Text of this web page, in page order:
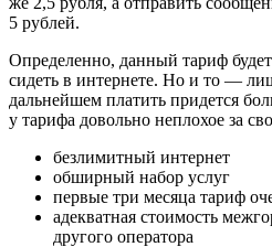
5 рублей.
Определенно, данный тариф
сидеть в интернете. Но и то —
дальнейшем платить придется
у тарифа довольно неплохое за
безлимитный интернет
обширный набор услуг
первые три месяца тариф
адекватная стоимость
другого оператора